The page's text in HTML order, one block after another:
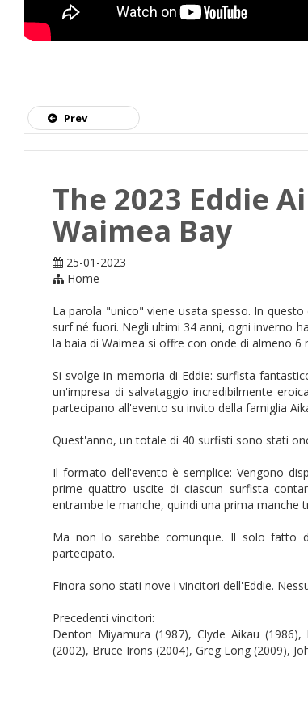
Prev
The 2023 Eddie
Waimea Bay
25-01-2023
Home
La parola "unico" viene usata spesso. In
surf né fuori. Negli ultimi 34 anni, ogni inverno
la baia di Waimea si offre con onde di almeno
Si svolge in memoria di Eddie: surfista
un'impresa di salvataggio incredibilmente
partecipano all'evento su invito della famiglia
Quest'anno, un totale di 40 surfisti sono stati
Il formato dell'evento è semplice: Vengono
prime quattro uscite di ciascun surfista
entrambe le manche, quindi una prima manche
Ma non lo sarebbe comunque. Il solo fatto
partecipato.
Finora sono stati nove i vincitori dell'Eddie.
Precedenti vincitori:
Denton Miyamura (1987), Clyde Aikau
(2002), Bruce Irons (2004), Greg Long (2009),